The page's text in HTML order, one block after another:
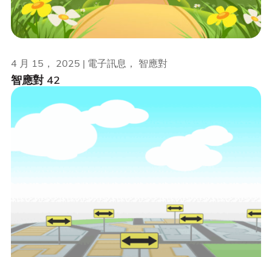
智應對 42
4 月 15， 2025 | 電子訊息， 智應對